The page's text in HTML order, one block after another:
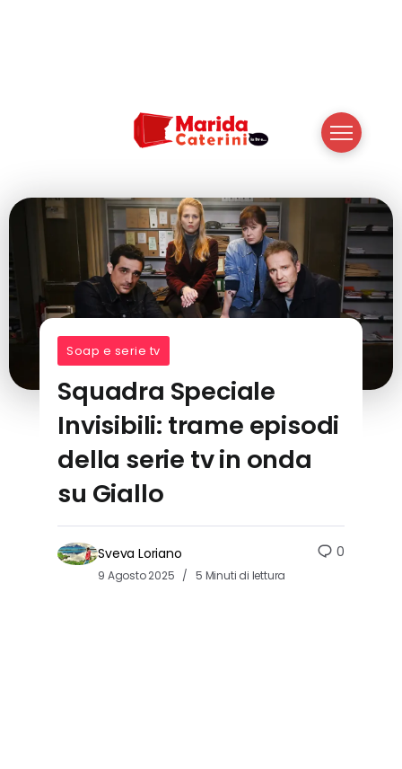
Soap e serie tv
Squadra Speciale
Invisibili: trame episodi
della serie tv in onda
su Giallo
Sveva Loriano
9 Agosto 2025 5 Minuti di lettura
0